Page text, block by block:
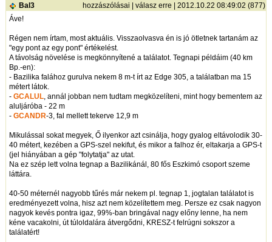
Bal3 hozzászólásai |válasz erre | 2012.10.22 08:49:02 (877)
Áve!
Régen nem írtam, most aktuális. Visszaolvasva én is jó ötletnek tartanám az
"egy pont az egy pont" értékelést.
A távolság növelése is megkönnyítené a találatot. Tegnapi példáim (40 km
Bp.-en):
- Bazilika falához gurulva nekem 8 m-t írt az Edge 305, a találatban ma 15
métert látok.
-GCALUL, annál jobban nem tudtam megközelíteni, mint hogy bementem az
aluljáróba - 22 m
-GCANDR-3, fal mellett tekerve 12,9 m
Mikulással sokat megyek, Ő ilyenkor azt csinálja, hogy gyalog eltávolodik 30-
40 métert, kezében a GPS-szel nekifut, és mikor a falhoz ér, eltakarja a GPS-t
(jel hiányában a gép "folytatja" az utat.
Na ez szép lett volna tegnap a Bazilikánál, 80 fős Eszkimó csoport szeme
láttára.
40-50 méternél nagyobb tűrés már nekem pl. tegnap 1, jogtalan találatot is
eredményezett volna, hisz azt nem közelítettem meg. Persze ez csak nagyon
nagyok kevés pontra igaz, 99%-ban bringával nagy előny lenne, ha nem
kéne vacakolni, út túloldalára átvergődni, KRESZ-t felrúgni sokszor a
találatért!